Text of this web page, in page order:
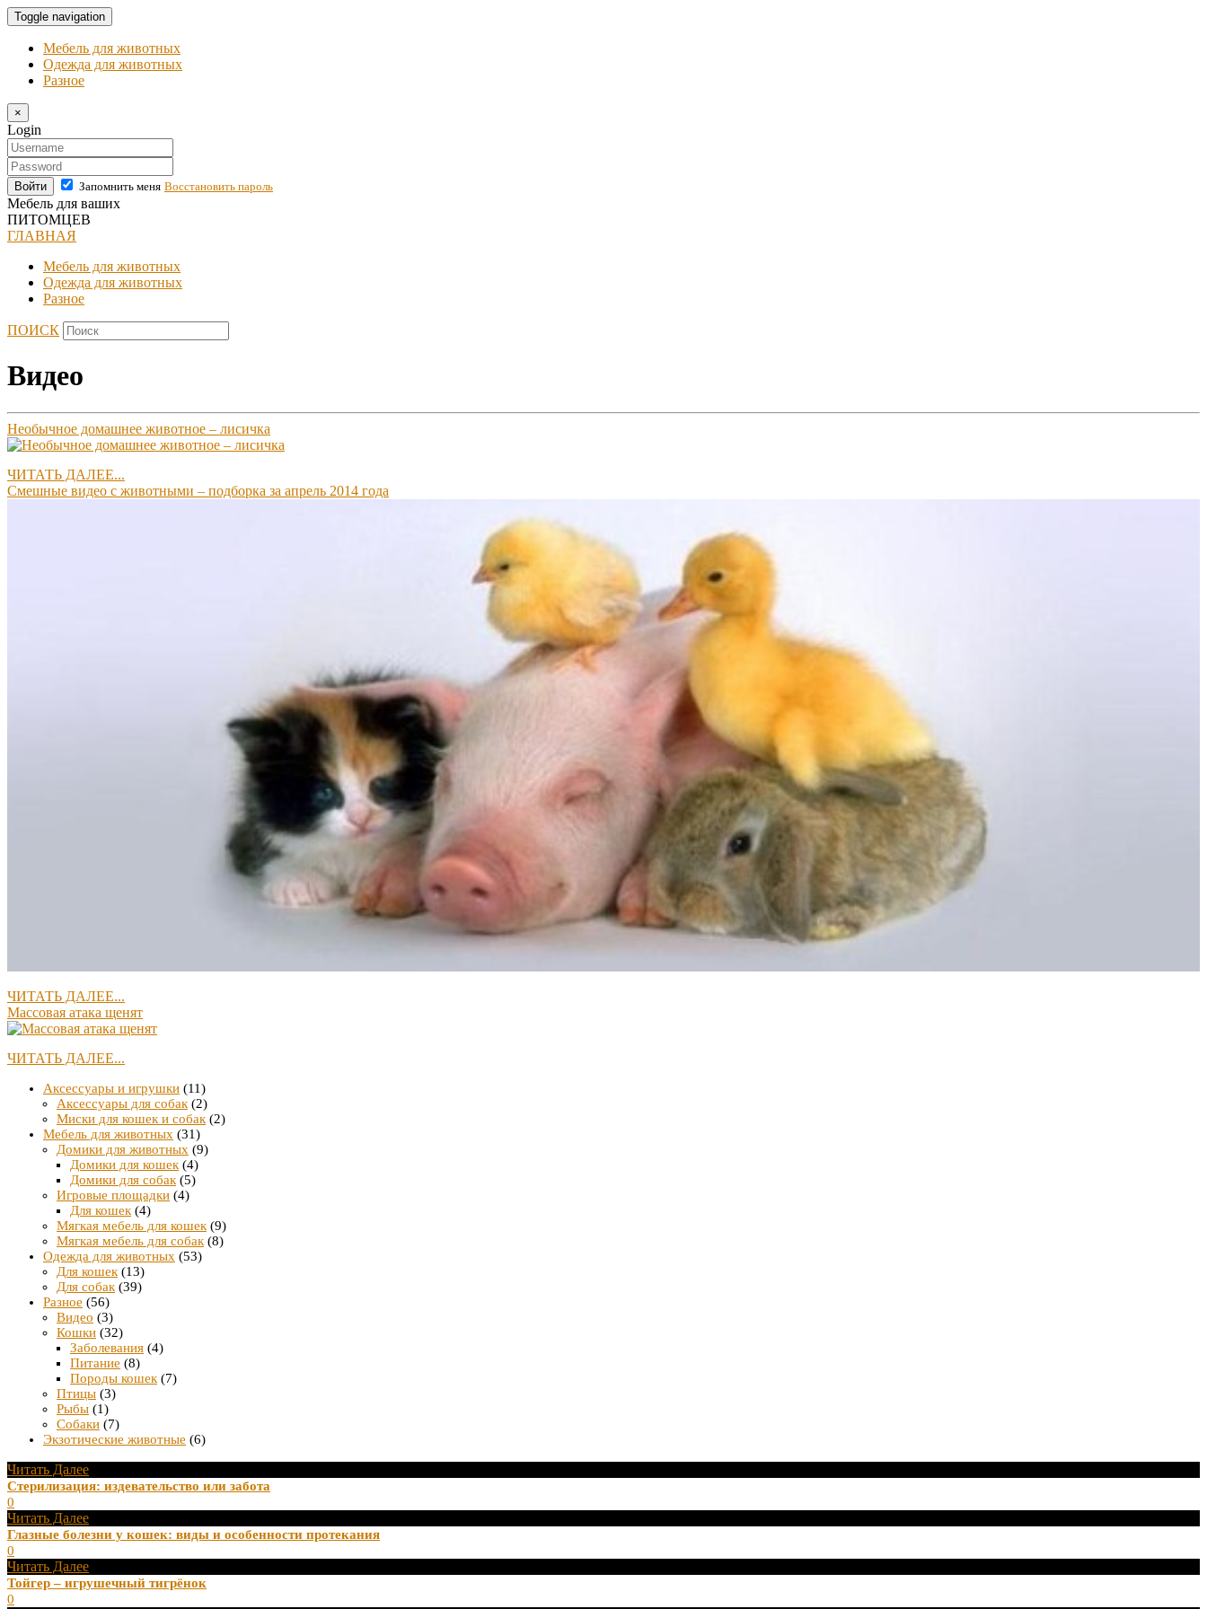
Toggle navigation
Мебель для животных
Одежда для животных
Разное
×
Login
Войти Запомнить меня Восстановить пароль
Мебель для ваших
ПИТОМЦЕВ
ГЛАВНАЯ
Мебель для животных
Одежда для животных
Разное
ПОИСК
Видео
Необычное домашнее животное – лисичка
ЧИТАТЬ ДАЛЕЕ...
Смешные видео с животными – подборка за апрель 2014 года
ЧИТАТЬ ДАЛЕЕ...
Массовая атака щенят
ЧИТАТЬ ДАЛЕЕ...
Аксессуары и игрушки (11)
Аксессуары для собак(2)
Миски для кошек и собак(2)
Мебель для животных (31)
Домики для животных (9)
Домики для кошек(4)
Домики для собак(5)
Игровые площадки (4)
Для кошек(4)
Мягкая мебель для кошек(9)
Мягкая мебель для собак(8)
Одежда для животных (53)
Для кошек(13)
Для собак(39)
Разное (56)
Видео (3)
Кошки (32)
Заболевания (4)
Питание (8)
Породы кошек(7)
Птицы (3)
Рыбы (1)
Собаки (7)
Экзотические животные (6)
Читать Далее
Стерилизация: издевательство или забота
0
Читать Далее
Глазные болезни у кошек: виды и особенности протекания
0
Читать Далее
Тойгер – игрушечный тигрёнок
0